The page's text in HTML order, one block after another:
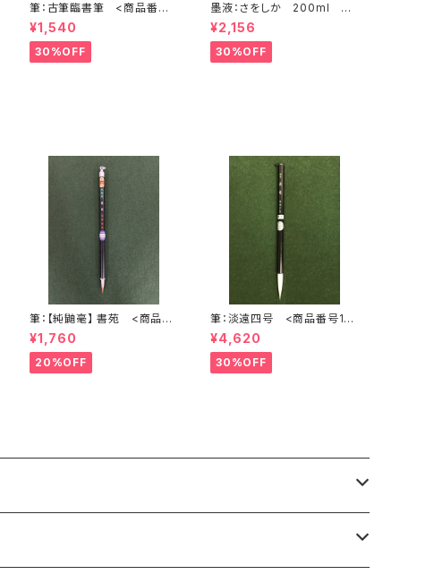
筆：古筆臨書筆 <商品番号1
747>
¥1,540
30%OFF
墨液：さをしか 200ml <
商品番号1625>
¥2,156
30%OFF
筆：【純鼬毫】 書苑 <商品番
号2075>
¥1,760
20%OFF
筆：淡遠四号 <商品番号10
01>
¥4,620
30%OFF